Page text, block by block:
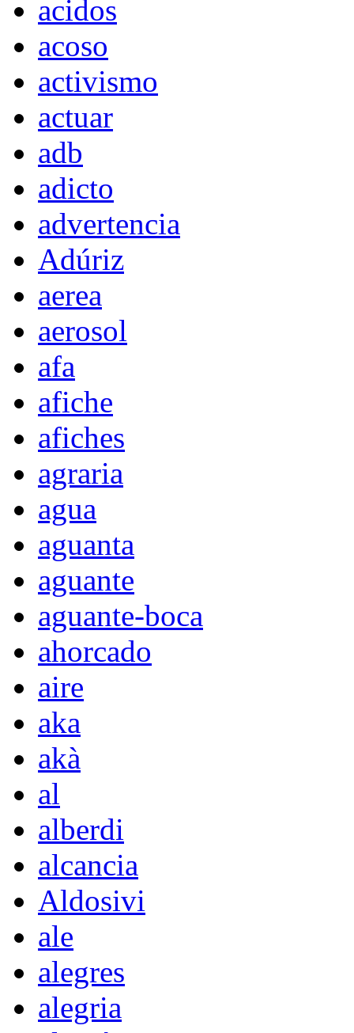
acidos
acoso
activismo
actuar
adb
adicto
advertencia
Adúriz
aerea
aerosol
afa
afiche
afiches
agraria
agua
aguanta
aguante
aguante-boca
ahorcado
aire
aka
akà
al
alberdi
alcancia
Aldosivi
ale
alegres
alegria